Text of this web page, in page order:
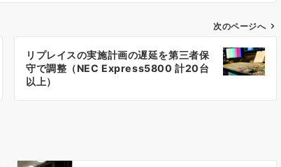
次のページへ
リプレイスの実施計画の遅延を第三者保
守で調整（NEC Express5800 計20台
以上）